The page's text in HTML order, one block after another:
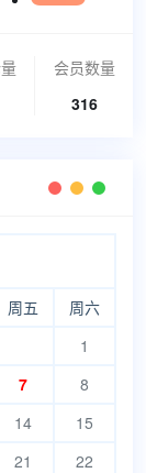
会员数量
316
周五
周六
1
7
8
14
15
21
22